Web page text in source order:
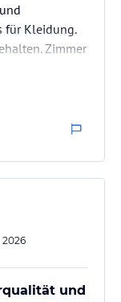
für Kleidung.
Zimmer
des
2026
und